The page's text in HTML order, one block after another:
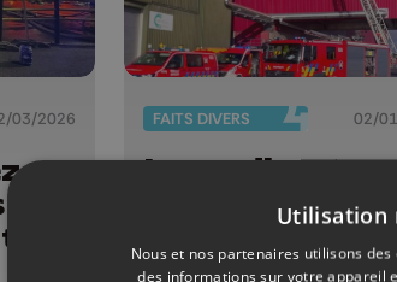
03/2026 FAITS DIVERS 02/
Incendie et
explosionUtilisation
Nous et nos partenaires utilisons
des informations sur votre appareil